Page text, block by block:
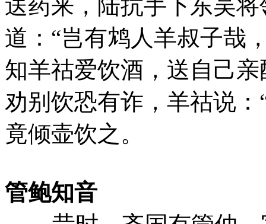
送药来，陆抗手下东吴
道：“岂有鸩人羊叔子哉
知羊祜爱饮酒，送自己
劝别饮恐有诈，羊祜说
竟倾壶饮之。
管鲍知音